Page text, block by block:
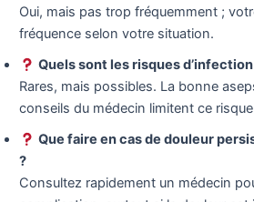
Oui, mais pas trop fréquemment ;
fréquence selon votre situation.
Quels sont les risques d’infection
Rares, mais possibles. La bonne
conseils du médecin limitent ce
Que faire en cas de douleur
?
Consultez rapidement un médecin